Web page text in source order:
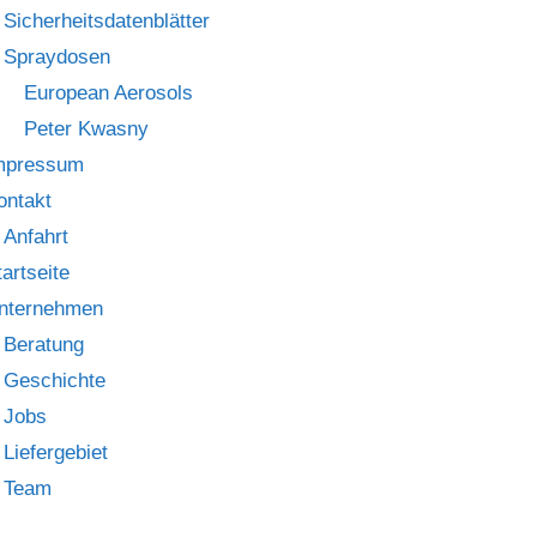
Sicherheitsdatenblätter
Spraydosen
European Aerosols
Peter Kwasny
Anfahrt
Beratung
Geschichte
Jobs
Liefergebiet
Team